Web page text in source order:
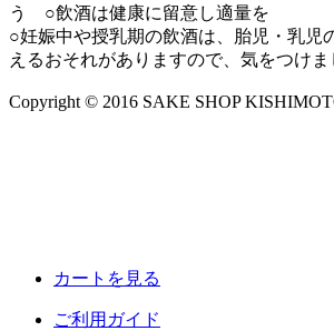
う ○飲酒は健康に留意し適量を
○妊娠中や授乳期の飲酒は、胎児・乳児
えるおそれがありますので、気をつけま
Copyright © 2016 SAKE SHOP
カートを見る
ご利用ガイド